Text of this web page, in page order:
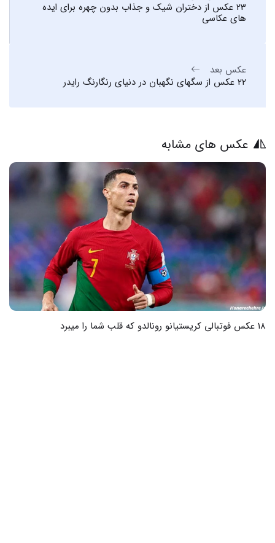
23 عکس از دختران شیک و جذاب بدون چهره برای ایده
های عکاسی
عکس بعد
22 عکس از سگهای نگهبان در دنیای رنگارنگ رایدر
عکس های مشابه
18 عکس فوتبالی کریستیانو رونالدو که قلب شما را میبرد